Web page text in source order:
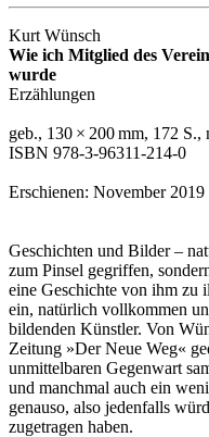
Kurt Wünsch
Wie ich Mitglied des
wurde
Erzählungen
geb., 130 × 200 mm, 172 S.,
ISBN 978-3-96311-214-0
Erschienen: November 2019
Geschichten und Bilder –
zum Pinsel gegriffen,
eine Geschichte von ihm zu
ein, natürlich vollkommen
bildenden Künstler. Von
Zeitung »Der Neue Weg«
unmittelbaren Gegenwart
und manchmal auch ein
genauso, also jedenfalls
zugetragen haben.